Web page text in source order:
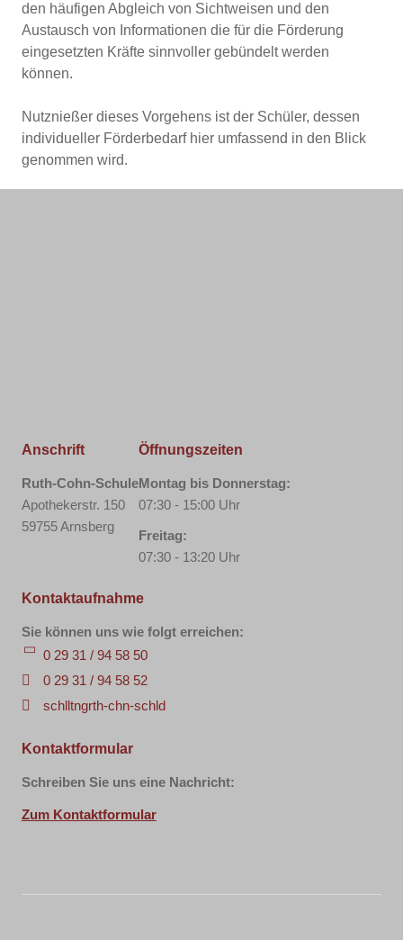
den häufigen Abgleich von Sichtweisen und den
Austausch von Informationen die für die Förderung
eingesetzten Kräfte sinnvoller gebündelt werden
können.
Nutznießer dieses Vorgehens ist der Schüler, dessen
individueller Förderbedarf hier umfassend in den Blick
genommen wird.
Anschrift
Ruth-Cohn-Schule
Apothekerstr. 150
59755 Arnsberg
Öffnungszeiten
Montag bis Donnerstag:
07:30 - 15:00 Uhr
Freitag:
07:30 - 13:20 Uhr
Kontaktaufnahme
Sie können uns wie folgt erreichen:
0 29 31 / 94 58 50
0 29 31 / 94 58 52
schlltngrth-chn-schld
Kontaktformular
Schreiben Sie uns eine Nachricht:
Zum Kontaktformular